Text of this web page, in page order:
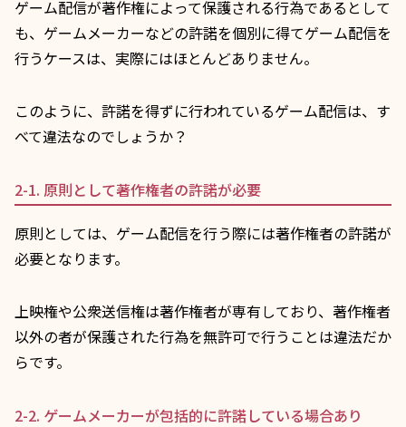
ゲーム配信が著作権によって保護される行為であるとして
も、ゲームメーカーなどの許諾を個別に得てゲーム配信を
行うケースは、実際にはほとんどありません。
このように、許諾を得ずに行われているゲーム配信は、す
べて違法なのでしょうか？
2-1. 原則として著作権者の許諾が必要
原則としては、ゲーム配信を行う際には著作権者の許諾が
必要となります。
上映権や公衆送信権は著作権者が専有しており、著作権者
以外の者が保護された行為を無許可で行うことは違法だか
らです。
2-2. ゲームメーカーが包括的に許諾している場合あり